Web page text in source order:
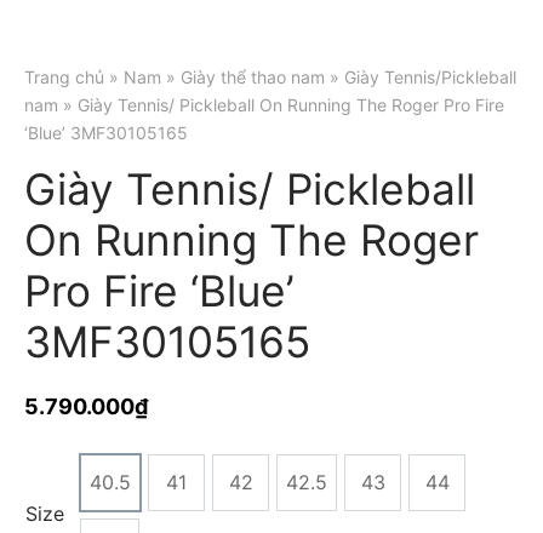
Trang chủ » Nam » Giày thể thao nam » Giày Tennis/Pickleball
nam » Giày Tennis/ Pickleball On Running The Roger Pro Fire
‘Blue’ 3MF30105165
Giày Tennis/ Pickleball
On Running The Roger
Pro Fire ‘Blue’
3MF30105165
5.790.000₫
Size
40.5 41 42 42.5 43 44